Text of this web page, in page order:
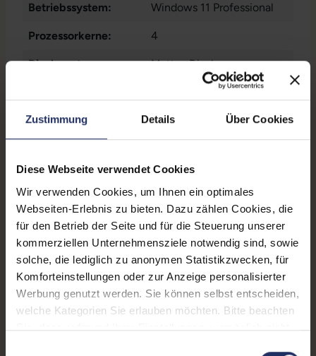
Zustimmung Details Über Cookies
Diese Webseite verwendet Cookies
Wir verwenden Cookies, um Ihnen ein optimales
Webseiten-Erlebnis zu bieten. Dazu zählen Cookies, die
für den Betrieb der Seite und für die Steuerung unserer
kommerziellen Unternehmensziele notwendig sind, sowie
solche, die lediglich zu anonymen Statistikzwecken, für
Komforteinstellungen oder zur Anzeige personalisierter
Werbung genutzt werden. Sie können selbst entscheiden,
welche Kategorien Sie erlauben möchten. Bitte beachten
Sie, dass aufgrund Ihrer Einstellungen, womöglich nicht
Betriebssystem: Windows 11 Professional
Prozessorkerne: 4
Displayart: Mattes Display
Tastaturbeleuchtung: Ja
mm Combo
Thunderbolt, 2x USB 3 Typ
A
Displaygröße: 14,0 Zoll
LTE: Ja
Displayauflösung: 1920 x 1080 FHD
Tastaturlayout:
Deutsch (QWERTZ) ohne
Ziffernblock